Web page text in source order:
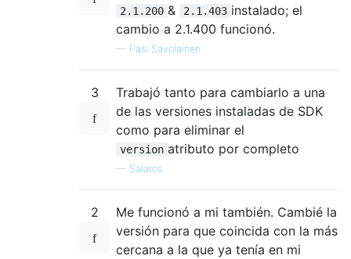
2.1.200 & 2.1.403 instalado; el
cambio a 2.1.400 funcionó.
— Pasi Savolainen
3
Trabajó tanto para cambiarlo a una
de las versiones instaladas de SDK
como para eliminar el
version atributo por completo
— Salaros
2
Me funcionó a mi también. Cambié la
versión para que coincida con la más
cercana a la que ya tenía en mi